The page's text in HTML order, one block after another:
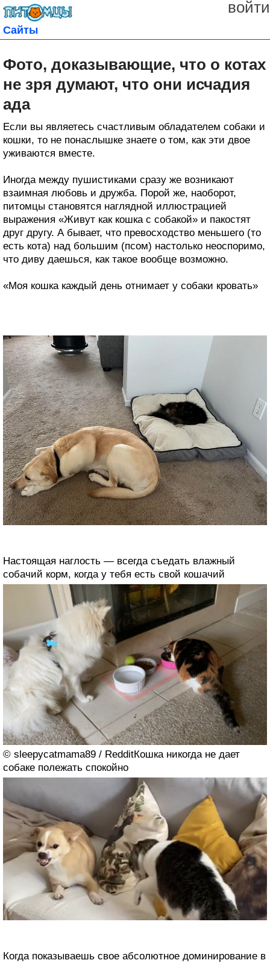
войти
Сайты
Фото, доказывающие, что о котах
не зря думают, что они исчадия
ада
Если вы являетесь счастливым обладателем собаки и
кошки, то не понаслышке знаете о том, как эти двое
уживаются вместе.
Иногда между пушистиками сразу же возникают
взаимная любовь и дружба. Порой же, наоборот,
питомцы становятся наглядной иллюстрацией
выражения «Живут как кошка с собакой» и пакостят
друг другу. А бывает, что превосходство меньшего (то
есть кота) над большим (псом) настолько неоспоримо,
что диву даешься, как такое вообще возможно.
«Моя кошка каждый день отнимает у собаки кровать»
Настоящая наглость — всегда съедать влажный
собачий корм, когда у тебя есть свой кошачий
© sleepycatmama89 / RedditКошка никогда не дает
собаке полежать спокойно
Когда показываешь свое абсолютное доминирование в